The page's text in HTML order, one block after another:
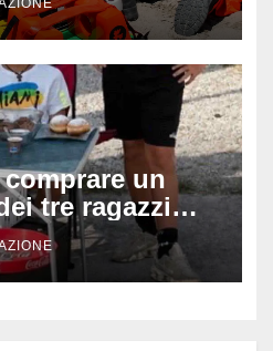
di
un
tre ragazzi
li invita
li